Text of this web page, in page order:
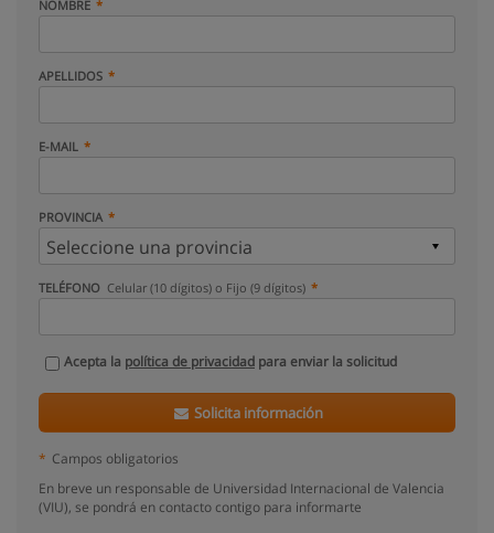
NOMBRE
APELLIDOS
E-MAIL
PROVINCIA
TELÉFONO Celular (10 dígitos) o Fijo (9 dígitos)
Acepta la política de privacidad para enviar la solicitud
Solicita información
* Campos obligatorios
En breve un responsable de Universidad Internacional de Valencia
(VIU), se pondrá en contacto contigo para informarte